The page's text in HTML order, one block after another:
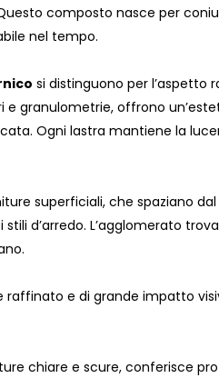
composto nasce per
nel tempo.
si distinguono per l’aspetto
granulometrie, offrono
Ogni lastra mantiene la
superficiali, che spaziano
d’arredo. L’agglomerato
raffinato e di grande impatto
chiare e scure, conferisce